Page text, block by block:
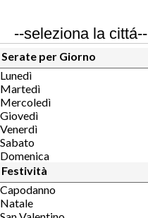
Serate per Giorno
Lunedì
Martedì
Mercoledì
Giovedì
Venerdì
Sabato
Domenica
Festività
Capodanno
Natale